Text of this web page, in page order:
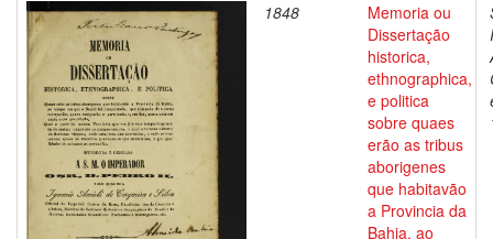
1848
Memoria ou
Dissertação
historica,
ethnographica,
e politica
sobre quaes
erão as tribus
aborigenes
que habitavão
a Provincia da
Bahia, ao